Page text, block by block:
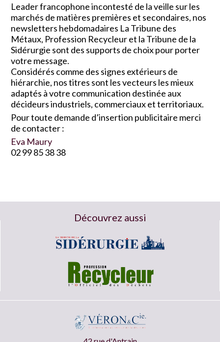
Leader francophone incontesté de la veille sur les
marchés de matières premières et secondaires, nos
newsletters hebdomadaires La Tribune des
Métaux, Profession Recycleur et la Tribune de la
Sidérurgie sont des supports de choix pour porter
votre message.
Considérés comme des signes extérieurs de
hiérarchie, nos titres sont les vecteurs les mieux
adaptés à votre communication destinée aux
décideurs industriels, commerciaux et territoriaux.
Pour toute demande d’insertion publicitaire merci
de contacter :
Eva Maury
02 99 85 38 38
Découvrez aussi